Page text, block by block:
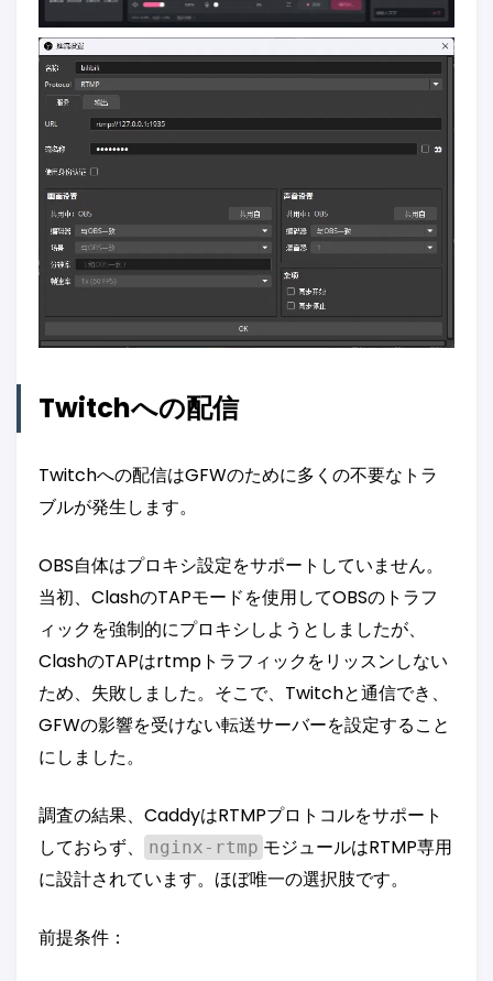
Twitchへの配信
Twitchへの配信はGFWのために多くの不要なトラ
ブルが発生します。
OBS自体はプロキシ設定をサポートしていません。
当初、ClashのTAPモードを使用してOBSのトラフ
ィックを強制的にプロキシしようとしましたが、
ClashのTAPはrtmpトラフィックをリッスンしない
ため、失敗しました。そこで、Twitchと通信でき、
GFWの影響を受けない転送サーバーを設定すること
にしました。
調査の結果、CaddyはRTMPプロトコルをサポート
しておらず、
nginx-rtmp モジュールはRTMP専用
に設計されています。ほぼ唯一の選択肢です。
前提条件：